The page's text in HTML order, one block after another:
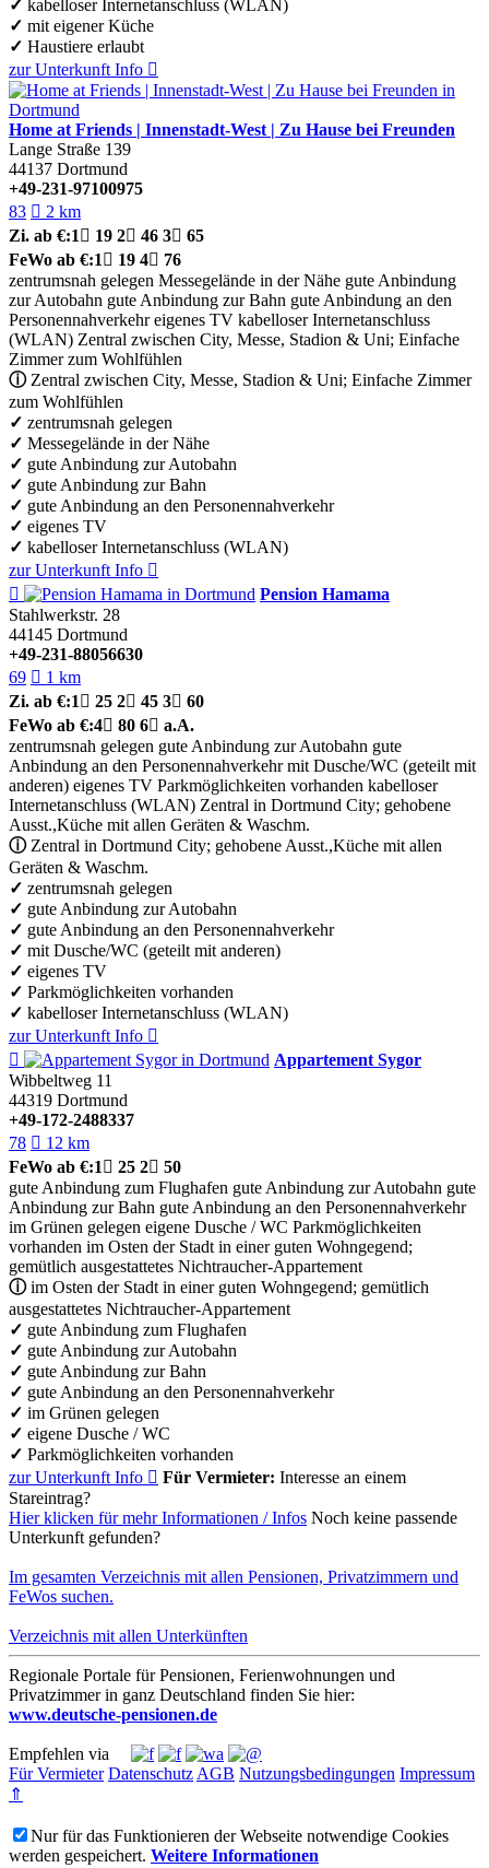
✓ kabelloser Internetanschluss (WLAN)
✓ mit eigener Küche
✓ Haustiere erlaubt
zur Unterkunft Info 
Home at Friends | Innenstadt-West | Zu Hause bei Freunden
Lange Straße 139
44137 Dortmund
+49-231-97100975
83  2 km
Zi. ab €:1  19 2 46 3 65
FeWo ab €:1  19 4 76
zentrumsnah gelegen Messegelände in der Nähe gute Anbindung
zur Autobahn gute Anbindung zur Bahn gute Anbindung an den
Personennahverkehr eigenes TV kabelloser Internetanschluss
(WLAN) Zentral zwischen City, Messe, Stadion & Uni; Einfache
Zimmer zum Wohlfühlen
ⓘZentral zwischen City, Messe, Stadion & Uni; Einfache Zimmer
zum Wohlfühlen
✓ zentrumsnah gelegen
✓ Messegelände in der Nähe
✓ gute Anbindung zur Autobahn
✓ gute Anbindung zur Bahn
✓ gute Anbindung an den Personennahverkehr
✓ eigenes TV
✓ kabelloser Internetanschluss (WLAN)
zur Unterkunft Info 

Pension Hamama
Stahlwerkstr. 28
44145 Dortmund
+49-231-88056630
69  1 km
Zi. ab €:1  25 2 45 3 60
FeWo ab €:4 80 6 a.A.
zentrumsnah gelegen gute Anbindung zur Autobahn gute
Anbindung an den Personennahverkehr mit Dusche/WC (geteilt mit
anderen) eigenes TV Parkmöglichkeiten vorhanden kabelloser
Internetanschluss (WLAN) Zentral in Dortmund City; gehobene
Ausst.,Küche mit allen Geräten & Waschm.
ⓘZentral in Dortmund City; gehobene Ausst.,Küche mit allen
Geräten & Waschm.
✓ zentrumsnah gelegen
✓ gute Anbindung zur Autobahn
✓ gute Anbindung an den Personennahverkehr
✓ mit Dusche/WC (geteilt mit anderen)
✓ eigenes TV
✓ Parkmöglichkeiten vorhanden
✓ kabelloser Internetanschluss (WLAN)
zur Unterkunft Info 

Appartement Sygor
Wibbeltweg 11
44319 Dortmund
+49-172-2488337
78  12 km
FeWo ab €:1  25 2 50
gute Anbindung zum Flughafen gute Anbindung zur Autobahn gute
Anbindung zur Bahn gute Anbindung an den Personennahverkehr
im Grünen gelegen eigene Dusche / WC Parkmöglichkeiten
vorhanden im Osten der Stadt in einer guten Wohngegend;
gemütlich ausgestattetes Nichtraucher-Appartement
ⓘim Osten der Stadt in einer guten Wohngegend; gemütlich
ausgestattetes Nichtraucher-Appartement
✓ gute Anbindung zum Flughafen
✓ gute Anbindung zur Autobahn
✓ gute Anbindung zur Bahn
✓ gute Anbindung an den Personennahverkehr
✓ im Grünen gelegen
✓ eigene Dusche / WC
✓ Parkmöglichkeiten vorhanden
zur Unterkunft Info  Für Vermieter: Interesse an einem
Stareintrag?
Hier klicken für mehrInformationen /Infos Noch keine passende
Unterkunft gefunden?
Im gesamten Verzeichnis mit allen Pensionen, Privatzimmern und
FeWos suchen.
Verzeichnis mit allen Unterkünften
Regionale Portale für Pensionen, Ferienwohnungen und
Privatzimmer in ganz Deutschland finden Sie hier:
www.deutsche-pensionen.de
Empfehlen via
Für Vermieter Datenschutz AGB Nutzungsbedingungen Impressum
⇑
Nur für das Funktionieren der Webseite notwendige Cookies
werden gespeichert. Weitere Informationen